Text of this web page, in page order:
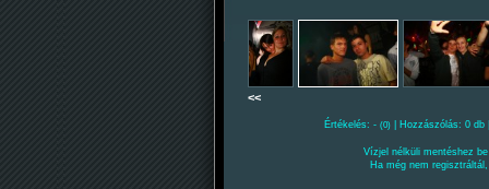
<<
Értékelés: - (0) | Hozzászólás: 0
Vízjel nélküli mentéshez
Ha még nem